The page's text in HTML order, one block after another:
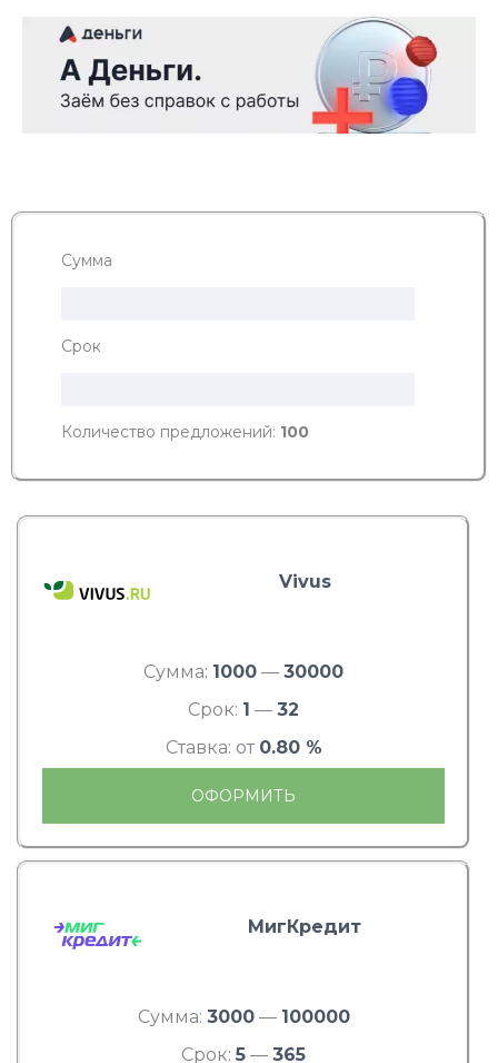
Сумма
Срок
Количество предложений: 100
Vivus
Сумма: 1000 — 30000
Срок: 1 — 32
Ставка: от 0.80 %
ОФОРМИТЬ
МигКредит
Сумма: 3000— 100000
Срок: 5 — 365